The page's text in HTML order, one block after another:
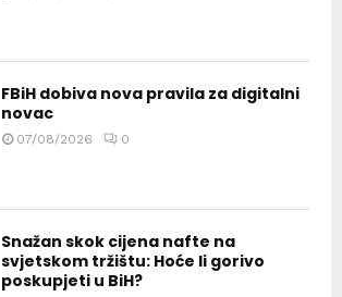
FBiH dobiva nova pravila za digitalni
novac
07/08/2026 0
Snažan skok cijena nafte na
svjetskom tržištu: Hoće li gorivo
poskupjeti u BiH?